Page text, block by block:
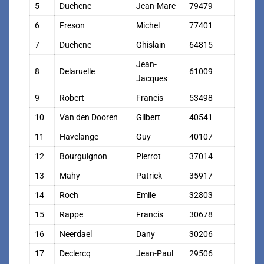
5 Duchene Jean-Marc 79479
6 Freson Michel 77401
7 Duchene Ghislain 64815
8 Delaruelle
Jean-
Jacques
61009
9 Robert Francis 53498
10 Van den Dooren Gilbert 40541
11 Havelange Guy 40107
12 Bourguignon Pierrot 37014
13 Mahy Patrick 35917
14 Roch Emile 32803
15 Rappe Francis 30678
16 Neerdael Dany 30206
17 Declercq Jean-Paul 29506